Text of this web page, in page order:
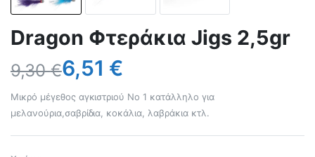
Dragon Φτεράκια Jigs 2,5gr
9,30€6,51 €
Μικρό μέγεθος αγκιστριού Νο 1 κατάλληλο για
μελανούρια,σαβρίδια, κοκάλια, λαβράκια κτλ.